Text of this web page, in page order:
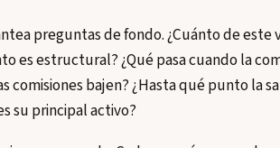
preguntas de fondo. ¿Cuánto de este
es estructural? ¿Qué pasa cuando la
comisiones bajen? ¿Hasta qué punto la
su principal activo?